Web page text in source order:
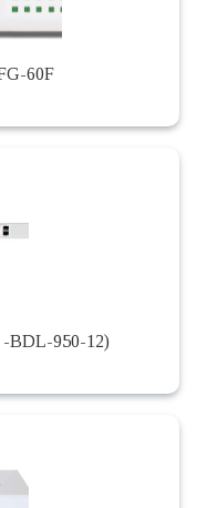
60F
-BDL-950-12)